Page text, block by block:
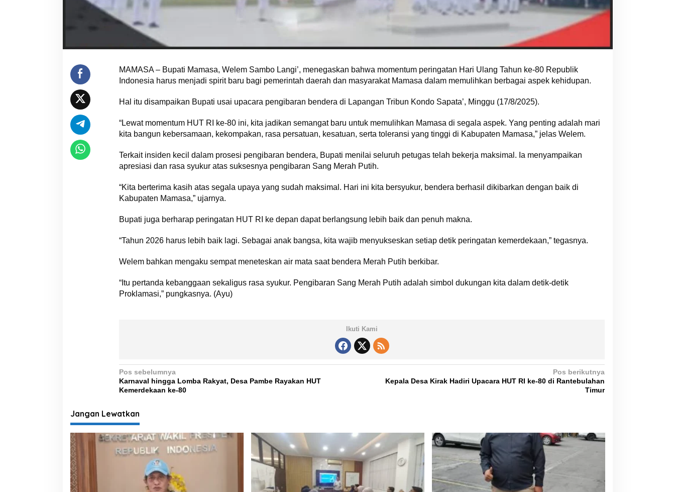
MAMASA – Bupati Mamasa, Welem Sambo Langi’, menegaskan bahwa momentum peringatan Hari Ulang Tahun ke-80 Republik
Indonesia harus menjadi spirit baru bagi pemerintah daerah dan masyarakat Mamasa dalam memulihkan berbagai aspek kehidupan.
Hal itu disampaikan Bupati usai upacara pengibaran bendera di Lapangan Tribun Kondo Sapata’, Minggu (17/8/2025).
“Lewat momentum HUT RI ke-80 ini, kita jadikan semangat baru untuk memulihkan Mamasa di segala aspek. Yang penting adalah mari
kita bangun kebersamaan, kekompakan, rasa persatuan, kesatuan, serta toleransi yang tinggi di Kabupaten Mamasa,” jelas Welem.
Terkait insiden kecil dalam prosesi pengibaran bendera, Bupati menilai seluruh petugas telah bekerja maksimal. Ia menyampaikan
apresiasi dan rasa syukur atas suksesnya pengibaran Sang Merah Putih.
“Kita berterima kasih atas segala upaya yang sudah maksimal. Hari ini kita bersyukur, bendera berhasil dikibarkan dengan baik di
Kabupaten Mamasa,” ujarnya.
Bupati juga berharap peringatan HUT RI ke depan dapat berlangsung lebih baik dan penuh makna.
“Tahun 2026 harus lebih baik lagi. Sebagai anak bangsa, kita wajib menyukseskan setiap detik peringatan kemerdekaan,” tegasnya.
Welem bahkan mengaku sempat meneteskan air mata saat bendera Merah Putih berkibar.
“Itu pertanda kebanggaan sekaligus rasa syukur. Pengibaran Sang Merah Putih adalah simbol dukungan kita dalam detik-detik
Proklamasi,” pungkasnya. (Ayu)
Ikuti Kami
N
a
i
g
a
s
Pos sebelumnya
Karnaval hingga Lomba Rakyat, Desa Pambe Rayakan HUT
Kemerdekaan ke-80
Pos berikutnya
Kepala Desa Kirak Hadiri Upacara HUT RI ke-80 di Rantebulahan
Timur
Jangan Lewatkan